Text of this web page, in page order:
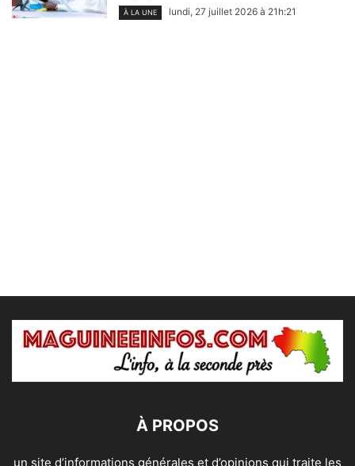
À LA UNE lundi, 27 juillet 2026 à 21h:21
À PROPOS
un site d’informations générales et d’opinions qui traite les